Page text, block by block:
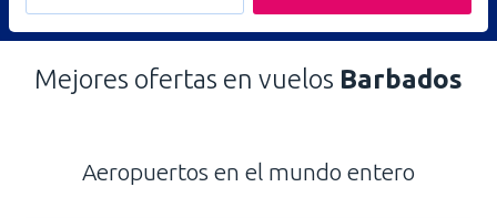
Mejores ofertas en vuelos Barbados
Aeropuertos en el mundo entero